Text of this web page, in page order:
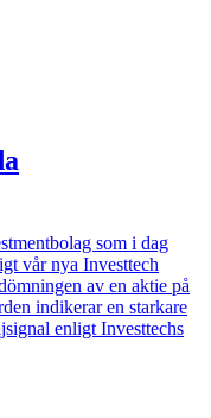
som i dag
vår nya Investtech
av en aktie på
indikerar en starkare
enligt Investtechs